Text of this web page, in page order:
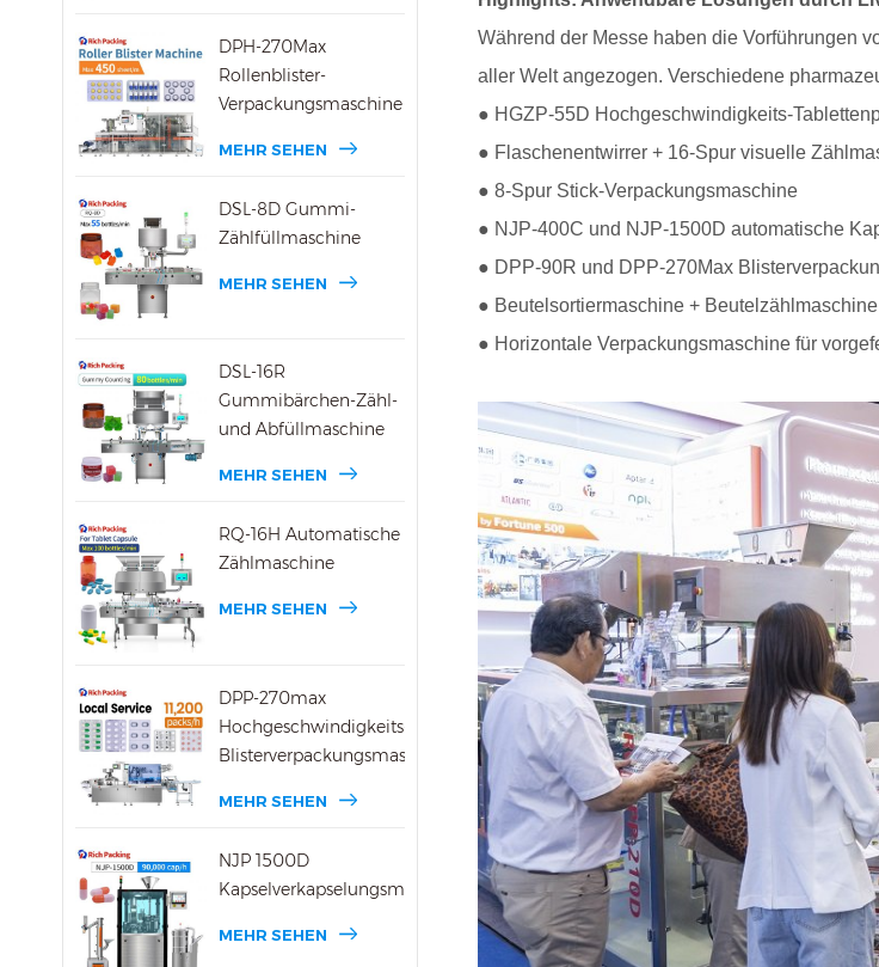
DPH-270Max
Rollenblister-
Verpackungsmaschine
MEHR SEHEN
DSL-8D Gummi-
Zählfüllmaschine
MEHR SEHEN
DSL-16R
Gummibärchen-Zähl-
und Abfüllmaschine
MEHR SEHEN
RQ-16H Automatische
Zählmaschine
MEHR SEHEN
DPP-270max
Hochgeschwindigkeits-
Blisterverpackungsmaschine
MEHR SEHEN
NJP 1500D
Kapselverkapselungsmaschine
MEHR SEHEN
Während der Messe haben die Vorführungen
aller Welt angezogen. Verschiedene
● HGZP-55D Hochgeschwindigkeits-
● Flaschenentwirrer + 16-Spur visuelle
● 8-Spur Stick-Verpackungsmaschine
● NJP-400C und NJP-1500D automatische
● DPP-90R und DPP-270Max
● Beutelsortiermaschine +
● Horizontale Verpackungsmaschine für